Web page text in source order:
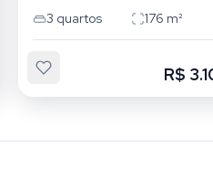
3 quartos 176 m²
R$